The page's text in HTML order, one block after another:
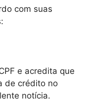
com suas
e acredita que
de crédito no
notícia.